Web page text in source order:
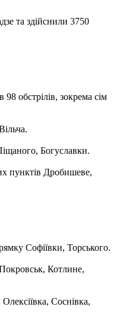
та здійснили 3750
обстрілів, зокрема сім
Богуславки.
пунктів Дробишеве,
Софіївки, Торського.
Котлине,
Соснівка,